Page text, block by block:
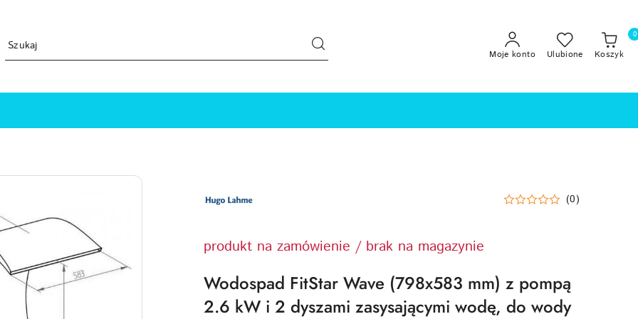
Moje konto Ulubione Koszyk
0
HUGO
LAHME
(0)
produkt na zamówienie / brak na magazynie
Wodospad FitStar Wave (798x583 mm) z pompą
2.6 kW i 2 dyszami zasysającymi wodę, do wody